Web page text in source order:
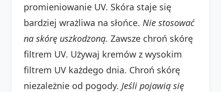
promieniowanie UV. Skóra staje się
bardziej wrażliwa na słońce. Nie stosować
na skórę uszkodzoną. Zawsze chroń skórę
filtrem UV. Używaj kremów z wysokim
filtrem UV każdego dnia. Chroń skórę
niezależnie od pogody. Jeśli pojawią się